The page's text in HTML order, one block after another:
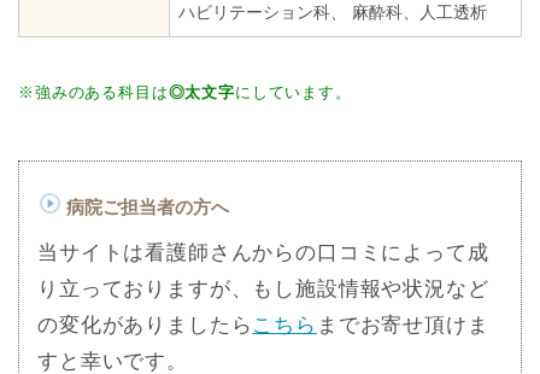
ハビリテーション科、 麻酔科、人工透析
※強みのある科目は◎太文字にしています。
病院ご担当者の方へ
当サイトは看護師さんからの口コミによって成
り立っておりますが、もし施設情報や状況など
の変化がありましたら こちら までお寄せ頂けま
すと幸いです。